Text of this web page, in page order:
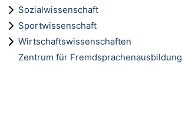
Sozialwissenschaft
Sportwissenschaft
Wirtschaftswissenschaften
Zentrum für Fremdsprachenausbildung